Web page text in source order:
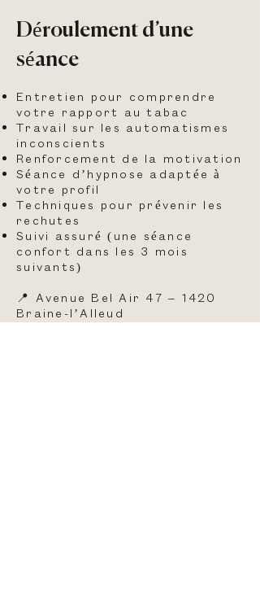
Déroulement d’une
séance
Entretien pour comprendre
votre rapport au tabac
Travail sur les automatismes
inconscients
Renforcement de la motivation
Séance d’hypnose adaptée à
votre profil
Techniques pour prévenir les
rechutes
Suivi assuré (une séance
confort dans les 3 mois
suivants)
📍 Avenue Bel Air 47 – 1420
Braine-l’Alleud